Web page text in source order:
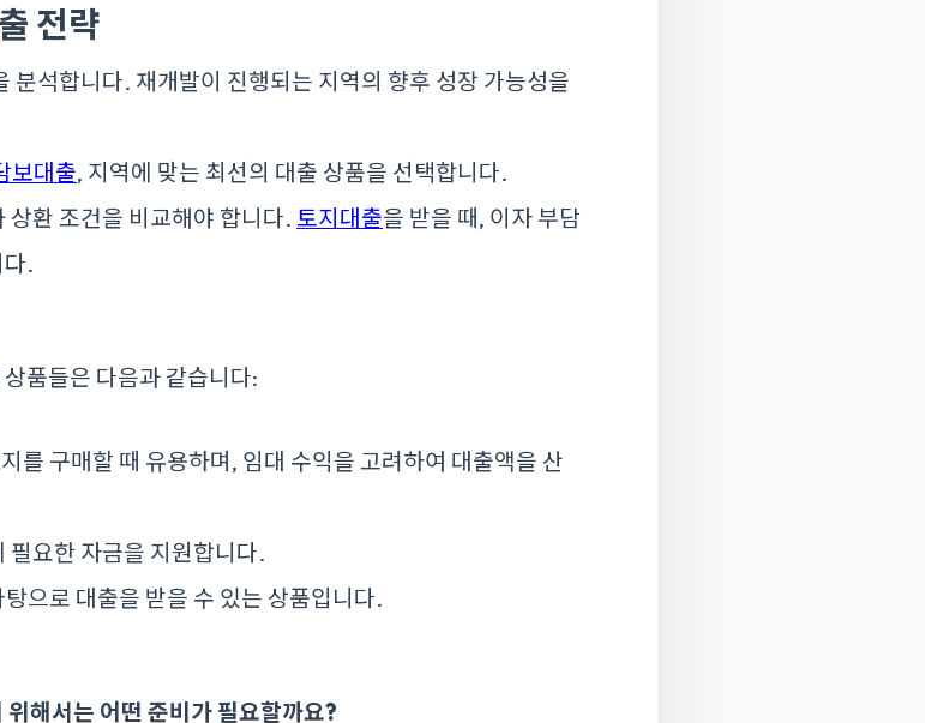
전략
분석합니다. 재개발이 진행되는 지역의 향후 성장 가능성을
보대출, 지역에 맞는 최선의 대출 상품을 선택합니다.
상환 조건을 비교해야 합니다. 토지대출을 받을 때, 이자 부담
다.
품들은 다음과 같습니다:
를 구매할 때 유용하며, 임대 수익을 고려하여 대출액을 산
필요한 자금을 지원합니다.
으로 대출을 받을 수 있는 상품입니다.
해서는 어떤 준비가 필요할까요?